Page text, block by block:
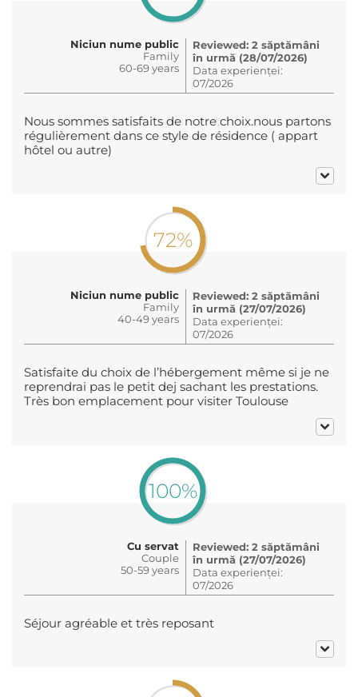
Niciun nume public
Family
60-69 years
Reviewed: 2 săptămâni
în urmă (28/07/2026)
Data experienței:
07/2026
Nous sommes satisfaits de notre choix.nous partons
régulièrement dans ce style de résidence ( appart
hôtel ou autre)
72%
Niciun nume public
Family
40-49 years
Reviewed: 2 săptămâni
în urmă (27/07/2026)
Data experienței:
07/2026
Satisfaite du choix de l’hébergement même si je ne
reprendrai pas le petit dej sachant les prestations.
Très bon emplacement pour visiter Toulouse
100%
Cu servat
Couple
50-59 years
Reviewed: 2 săptămâni
în urmă (27/07/2026)
Data experienței:
07/2026
Séjour agréable et très reposant